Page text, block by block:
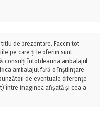
de prezentare. Facem tot
pe care ți le oferim sunt
consulți întotdeauna ambalajul
ambalajul fără o înștiințare
de eventuale diferențe
între imaginea afișată și cea a